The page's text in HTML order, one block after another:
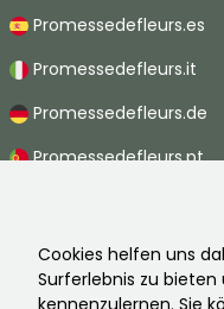
Cookies helfen uns
Surferlebnis zu bieten
kennenzulernen. Sie
Promessedefleurs.es
Promessedefleurs.it
Promessedefleurs.de
Promessedefleurs.pt
Promessedefleurs.be
Promessedefleurs.ch